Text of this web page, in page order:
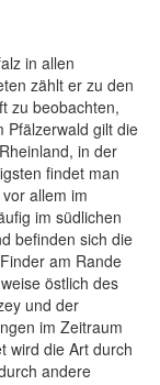
in allen
zählt er zu den
zu beobachten,
Pfälzerwald gilt die
in der
findet man
allem im
im südlichen
befinden sich die
am Rande
östlich des
und der
im Zeitraum
wird die Art durch
andere